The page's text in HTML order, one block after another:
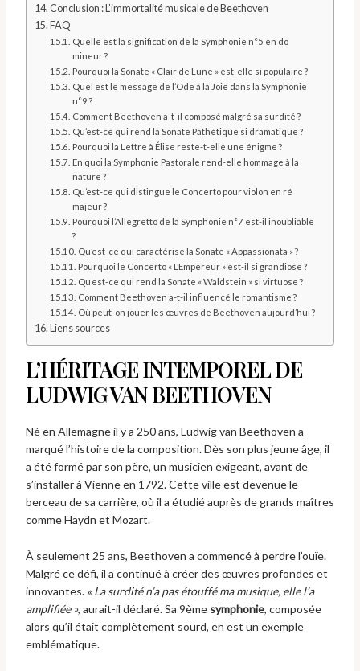
Conclusion : L’immortalité musicale de Beethoven
FAQ
Quelle est la signification de la Symphonie n°5 en do
mineur ?
Pourquoi la Sonate « Clair de Lune » est-elle si populaire ?
Quel est le message de l’Ode à la Joie dans la Symphonie
n°9 ?
Comment Beethoven a-t-il composé malgré sa surdité ?
Qu’est-ce qui rend la Sonate Pathétique si dramatique ?
Pourquoi la Lettre à Élise reste-t-elle une énigme ?
En quoi la Symphonie Pastorale rend-elle hommage à la
nature ?
Qu’est-ce qui distingue le Concerto pour violon en ré
majeur ?
Pourquoi l’Allegretto de la Symphonie n°7 est-il inoubliable
?
Qu’est-ce qui caractérise la Sonate « Appassionata » ?
Pourquoi le Concerto « L’Empereur » est-il si grandiose ?
Qu’est-ce qui rend la Sonate « Waldstein » si virtuose ?
Comment Beethoven a-t-il influencé le romantisme ?
Où peut-on jouer les œuvres de Beethoven aujourd’hui ?
Liens sources
L’HÉRITAGE INTEMPOREL DE
LUDWIG VAN BEETHOVEN
Né en Allemagne il y a 250 ans, Ludwig van Beethoven a
marqué l’histoire de la composition. Dès son plus jeune âge, il
a été formé par son père, un musicien exigeant, avant de
s’installer à Vienne en 1792. Cette ville est devenue le
berceau de sa carrière, où il a étudié auprès de grands maîtres
comme Haydn et Mozart.
À seulement 25 ans, Beethoven a commencé à perdre l’ouïe.
Malgré ce défi, il a continué à créer des œuvres profondes et
innovantes. « La surdité n’a pas étouffé ma musique, elle l’a
amplifiée », aurait-il déclaré. Sa 9ème symphonie, composée
alors qu’il était complètement sourd, en est un exemple
emblématique.